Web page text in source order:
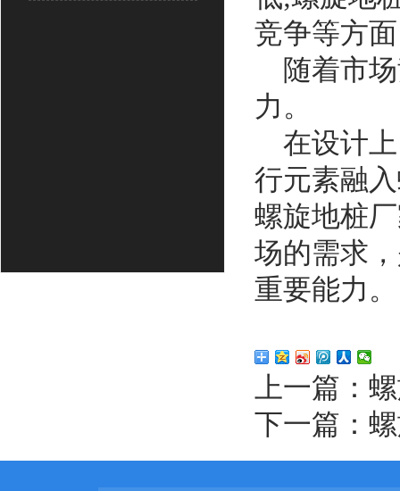
竞争等方
随着市场
力。
在设计上
行元素融
螺旋地桩
场的需求
重要能力。
上一篇：
下一篇：